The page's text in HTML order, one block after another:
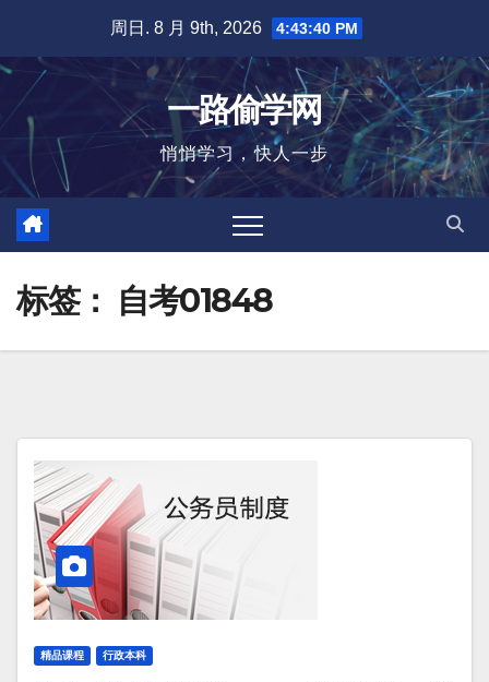
内
容
周日. 8 月 9th, 2026 4:43:40 PM
一路偷学网
悄悄学习，快人一步
标签： 自考01848
精品课程 行政本科